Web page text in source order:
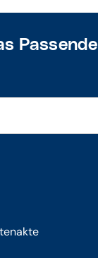
Passende